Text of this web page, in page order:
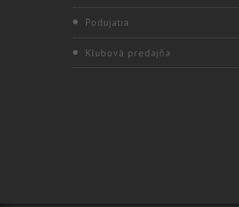
Podujatia
Klubová predajňa